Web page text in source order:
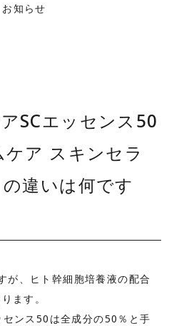
お知らせ
SCエッセンス50
ケア スキンセラ
違いは何です
が、ヒト幹細胞培養液の配合
ます。
ンス50は全成分の50％と手